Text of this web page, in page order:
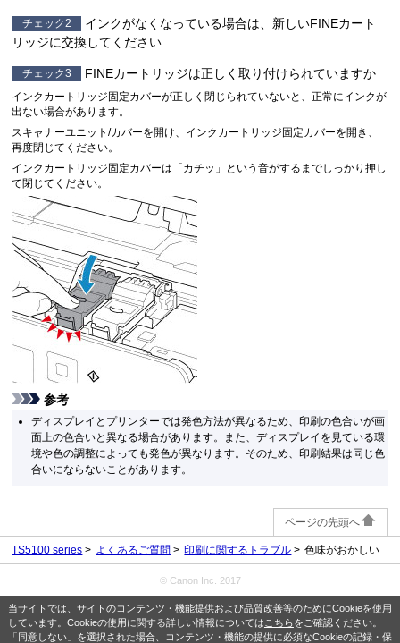
当サイトでは、サイトのコンテンツ・機能提供および品質改善等のためにCookieを使用
しています。Cookieの使用に関する詳しい情報については こちらをご確認ください。
「同意しない」を選択された場合、コンテンツ・機能の提供に必須なCookieの記録・保
チェック2
インクがなくなっている場合は、新しいFINEカート
リッジに交換してください
チェック3 FINEカートリッジは正しく取り付けられていますか
インクカートリッジ固定カバーが正しく閉じられていないと、正常にインクが
出ない場合があります。
スキャナーユニット/カバーを開け、インクカートリッジ固定カバーを開き、
再度閉じてください。
インクカートリッジ固定カバーは「カチッ」という音がするまでしっかり押し
て閉じてください。
参考
ディスプレイとプリンターでは発色方法が異なるため、印刷の色合いが画
面上の色合いと異なる場合があります。また、ディスプレイを見ている環
境や色の調整によっても発色が異なります。そのため、印刷結果は同じ色
合いにならないことがあります。
ページの先頭へ
TS5100 series よくあるご質問 印刷に関するトラブル 色味がおかしい
© Canon Inc. 2017